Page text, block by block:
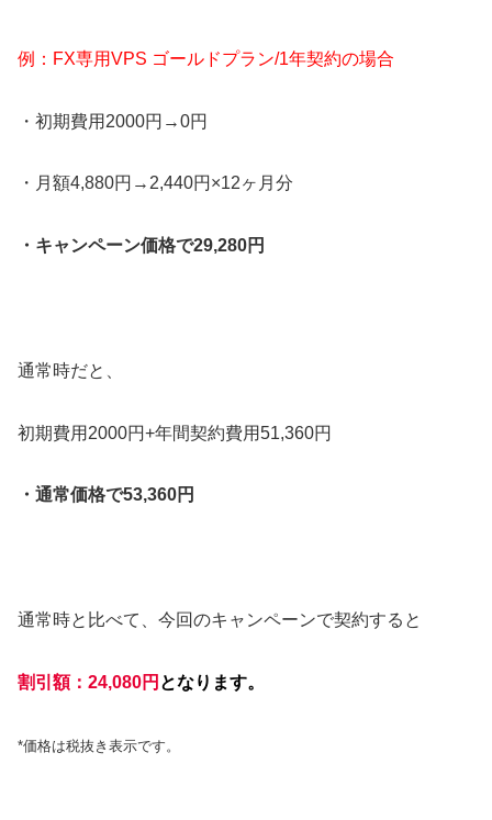
例：FX専用VPS ゴールドプラン/1年契約の場合
・初期費用2000円→0円
・月額4,880円→2,440円×12ヶ月分
・キャンペーン価格で29,280円
通常時だと、
初期費用2000円+年間契約費用51,360円
・通常価格で53,360円
通常時と比べて、今回のキャンペーンで契約すると
割引額：24,080円 となります。
*価格は税抜き表示です。